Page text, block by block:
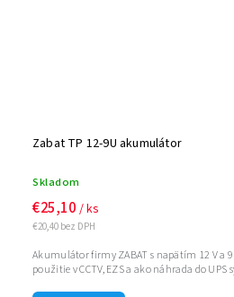
Zabat TP 12-9U akumulátor
Skladom
€20,40 bez DPH
€25,10 / ks
Akumulátor firmy ZABAT s napätím 12 V a
použitie v CCTV, EZS a ako náhrada do UPS